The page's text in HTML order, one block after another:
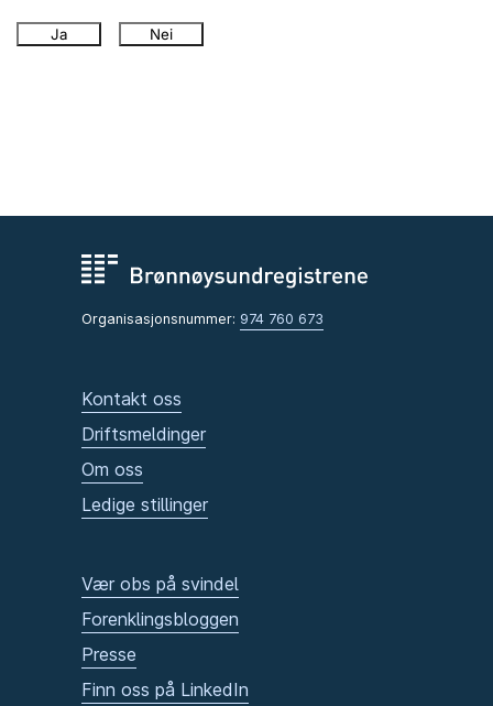
Ja Nei
Organisasjonsnummer: 974 760 673
Kontakt oss
Driftsmeldinger
Om oss
Ledige stillinger
Vær obs på svindel
Forenklingsbloggen
Presse
Finn oss på LinkedIn